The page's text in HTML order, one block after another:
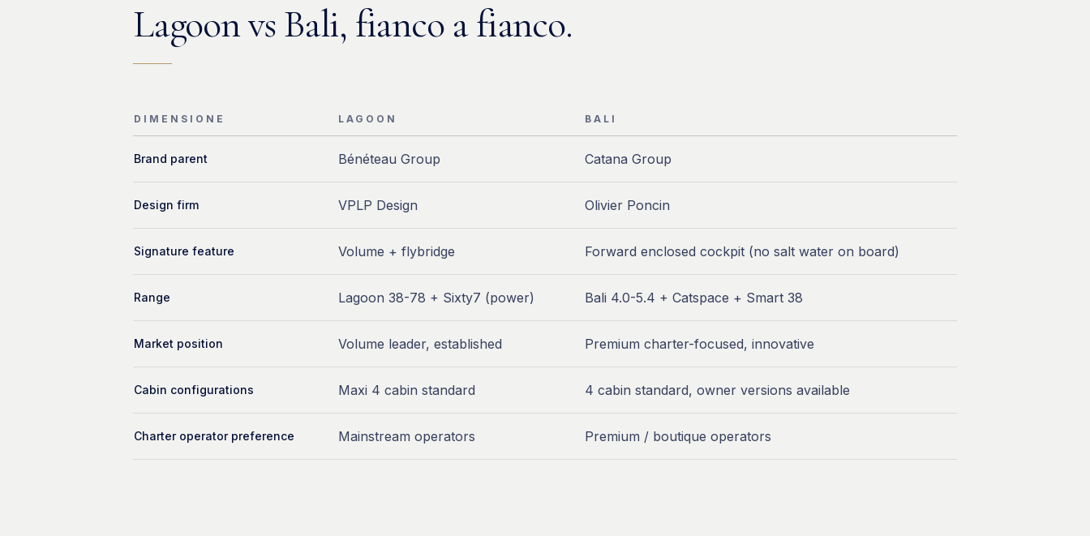
LagoonvsBali, fianco a fianco.
DIMENSIONE LAGOON BALI
Brand parent Bénéteau Group Catana Group
Design firm VPLP Design Olivier Poncin
Signature feature Volume + flybridge Forward enclosed cockpit (no salt water on board)
Range Lagoon 38-78 + Sixty7 (power) Bali 4.0-5.4 + Catspace + Smart 38
Market position Volume leader, established Premium charter-focused, innovative
Cabin configurations Maxi 4 cabin standard 4 cabin standard, owner versions available
Charter operator preference Mainstream operators Premium / boutique operators